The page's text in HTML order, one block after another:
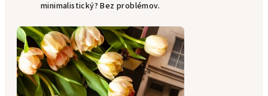
minimalistický? Bez problémov.